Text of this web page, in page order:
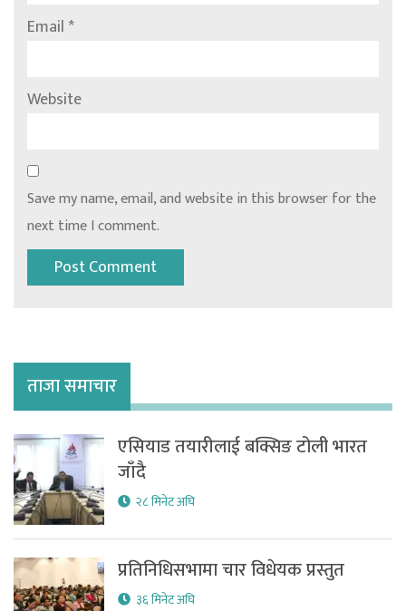
Email*
Website
Save my name, email, and website in this browser for the
next time I comment.
ताजा समाचार
एसियाड तयारीलाई बक्सिङ टोली भारत
जाँदै
२८ मिनेट अघि
प्रतिनिधिसभामा चार विधेयक प्रस्तुत
३६ मिनेट अघि